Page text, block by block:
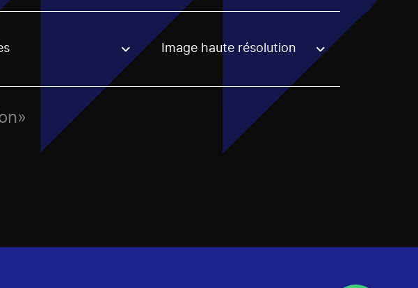
when selecting an option. Image haute résolution